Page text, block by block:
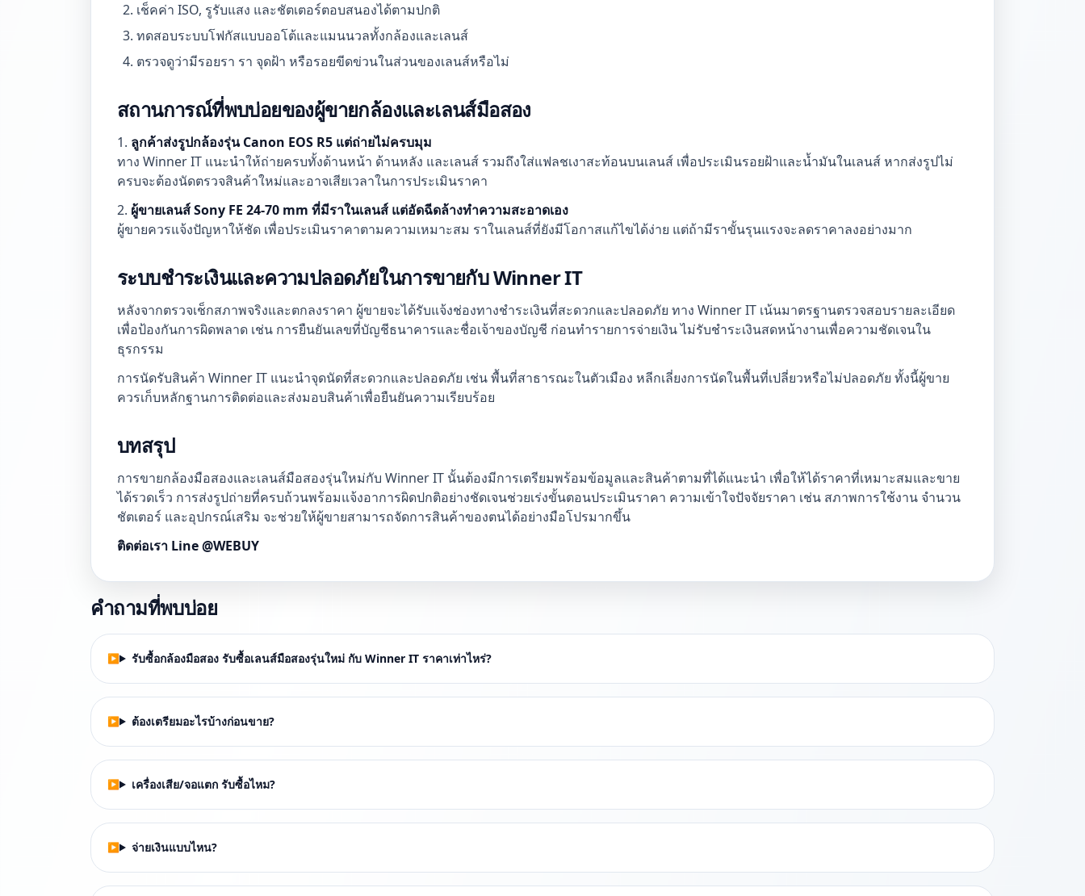
เช็คค่า ISO, รูรับแสง และชัตเตอร์ตอบสนองได้ตามปกติ
ทดสอบระบบโฟกัสแบบออโต้และแมนนวลทั้งกล้องและเลนส์
ตรวจดูว่ามีรอยรา รา จุดฝ้า หรือรอยขีดข่วนในส่วนของเลนส์หรือไม่
สถานการณ์ที่พบบ่อยของผู้ขายกล้องและเลนส์มือสอง
1. ลูกค้าส่งรูปกล้องรุ่น Canon EOS R5 แต่ถ่ายไม่ครบมุม
ทาง Winner IT แนะนำให้ถ่ายครบทั้งด้านหน้า ด้านหลัง และเลนส์ รวมถึงใส่แฟลชเงาสะท้อนบนเลนส์ เพื่อประเมินรอยฝ้าและน้ำมันในเลนส์ หากส่งรูปไม่
ครบจะต้องนัดตรวจสินค้าใหม่และอาจเสียเวลาในการประเมินราคา
2. ผู้ขายเลนส์ Sony FE 24-70 mm ที่มีราในเลนส์ แต่อัดฉีดล้างทำความสะอาดเอง
ผู้ขายควรแจ้งปัญหาให้ชัด เพื่อประเมินราคาตามความเหมาะสม ราในเลนส์ที่ยังมีโอกาสแก้ไขได้ง่าย แต่ถ้ามีราขั้นรุนแรงจะลดราคาลงอย่างมาก
ระบบชำระเงินและความปลอดภัยในการขายกับ Winner IT
หลังจากตรวจเช็กสภาพจริงและตกลงราคา ผู้ขายจะได้รับแจ้งช่องทางชำระเงินที่สะดวกและปลอดภัย ทาง Winner IT เน้นมาตรฐานตรวจสอบรายละเอียด
เพื่อป้องกันการผิดพลาด เช่น การยืนยันเลขที่บัญชีธนาคารและชื่อเจ้าของบัญชี ก่อนทำรายการจ่ายเงิน ไม่รับชำระเงินสดหน้างานเพื่อความชัดเจนใน
ธุรกรรม
การนัดรับสินค้า Winner IT แนะนำจุดนัดที่สะดวกและปลอดภัย เช่น พื้นที่สาธารณะในตัวเมือง หลีกเลี่ยงการนัดในพื้นที่เปลี่ยวหรือไม่ปลอดภัย ทั้งนี้ผู้ขาย
ควรเก็บหลักฐานการติดต่อและส่งมอบสินค้าเพื่อยืนยันความเรียบร้อย
บทสรุป
การขายกล้องมือสองและเลนส์มือสองรุ่นใหม่กับ Winner IT นั้นต้องมีการเตรียมพร้อมข้อมูลและสินค้าตามที่ได้แนะนำ เพื่อให้ได้ราคาที่เหมาะสมและขาย
ได้รวดเร็ว การส่งรูปถ่ายที่ครบถ้วนพร้อมแจ้งอาการผิดปกติอย่างชัดเจนช่วยเร่งขั้นตอนประเมินราคา ความเข้าใจปัจจัยราคา เช่น สภาพการใช้งาน จำนวน
ชัตเตอร์ และอุปกรณ์เสริม จะช่วยให้ผู้ขายสามารถจัดการสินค้าของตนได้อย่างมือโปรมากขึ้น
ติดต่อเรา Line @WEBUY
คำถามที่พบบ่อย
รับซื้อกล้องมือสอง รับซื้อเลนส์มือสองรุ่นใหม่ กับ Winner IT ราคาเท่าไหร่?
ต้องเตรียมอะไรบ้างก่อนขาย?
เครื่องเสีย/จอแตก รับซื้อไหม?
จ่ายเงินแบบไหน?